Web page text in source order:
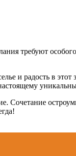
требуют
и радость в этот
Сочетание